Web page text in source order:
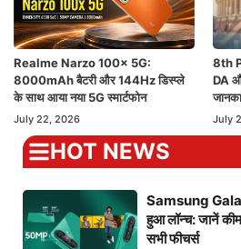
Realme Narzo 100x 5G:
8000mAh बैटरी और 144Hz डिस्प्ले
के साथ आया नया 5G स्मार्टफोन
July 22, 2026
8th
DA
July
HOT NEWS
Samsung
हुआ लॉन्च: जानें
सभी फीचर्स